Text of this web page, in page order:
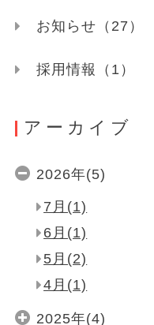
お知らせ（27）
採用情報（1）
アーカイブ
2026年(5)
7月(1)
6月(1)
5月(2)
4月(1)
2025年(4)